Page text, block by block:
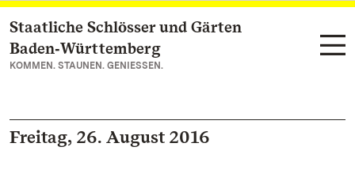
Zum Hauptinhalt springen
Staatliche Schlösser und Gärten
Baden‑Württemberg
KOMMEN. STAUNEN. GENIESSEN.
Freitag, 26. August 2016